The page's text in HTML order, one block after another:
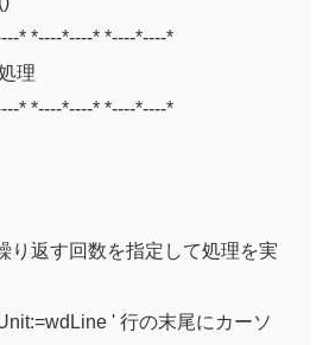
* *----*----* *----*----*
理
* *----*----* *----*----*
り返す回数を指定して処理を実
' 行の末尾にカーソ